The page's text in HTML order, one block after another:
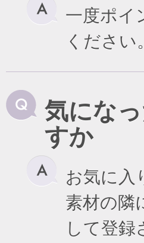
一度ポイ
ください。
気にな
すか
お気に入
素材の隣
して登録